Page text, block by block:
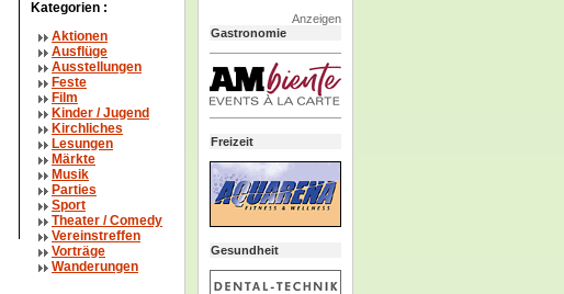
Kategorien :
Aktionen
Ausflüge
Ausstellungen
Feste
Film
Kinder / Jugend
Kirchliches
Lesungen
Märkte
Musik
Parties
Sport
Theater /Comedy
Vereinstreffen
Vorträge
Wanderungen
Anzeigen
Gastronomie
Freizeit
Gesundheit